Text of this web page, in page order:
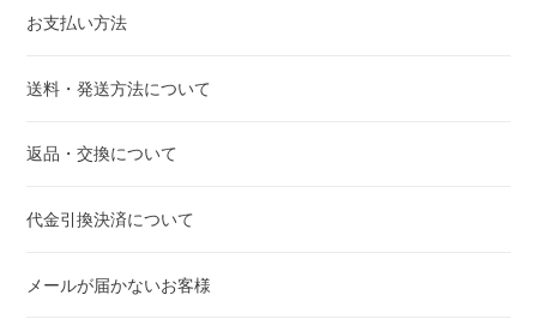
お支払い方法
送料・発送方法について
返品・交換について
代金引換決済について
メールが届かないお客様